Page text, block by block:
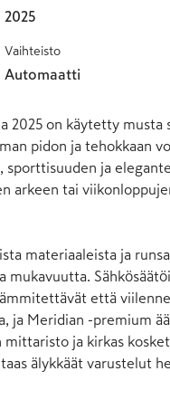
2025
Vaihteisto
Automaatti
2025 on käytetty musta
pidon ja tehokkaan
sporttisuuden ja
arkeen tai
materiaaleista ja
mukavuutta.
että
ja Meridian -premium
mittaristo ja kirkas
älykkäät varustelut